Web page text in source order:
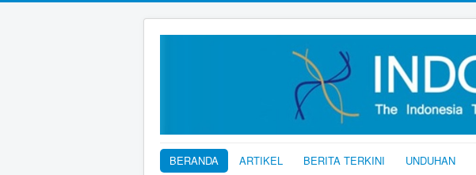
BERANDA ARTIKEL BERITA TERKINI UNDUHAN